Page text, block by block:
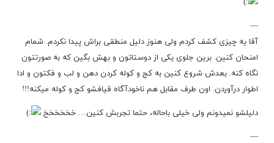
—
آقا یه چیزی کشف کردم ولی هنوز دلیل منطقی براش پیدا نکردم. شمام
امنحان کنین. برین جلوی یکی از دوستاتون و بهش بگین که به صورتتون
نگاه کنه. بعدش شروع کنین به کج و کوله کردن دهن و لب و فکتون و ادا
اطوار درآوردن. اون طرف مقابل هم ناخودآگاه قیافشو کج و کوله میکنه!!!
دلیلشو نمیدونم ولی خیلی باحاله، حتما تجربش کنین… خخخخخخ
—